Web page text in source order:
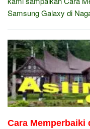
Samsung Galaxy di
Cara Memperbaiki